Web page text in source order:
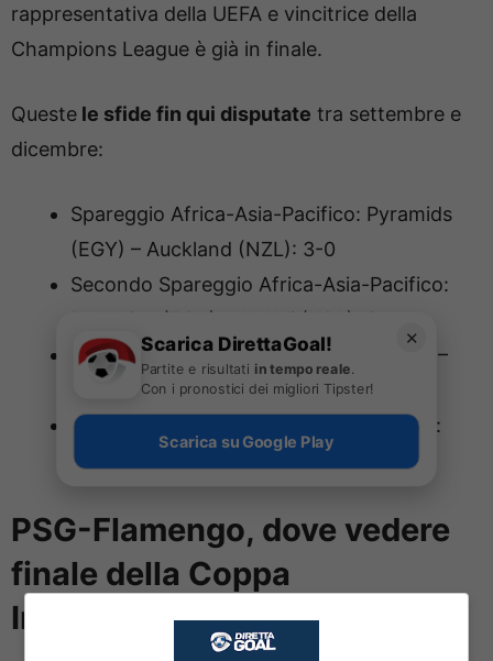
rappresentativa della UEFA e vincitrice della
Champions League è già in finale.
Queste le sfide fin qui disputate tra settembre e
dicembre:
Spareggio Africa-Asia-Pacifico: Pyramids
(EGY) – Auckland (NZL): 3-0
Secondo Spareggio Africa-Asia-Pacifico:
Pyramids (EGY) – Al Ahli (KSA): 3-1
Derby delle Americhe: Flamengo (BRA) –
Cruz Azul (MEX): 2-1
Challenge Cup / Spareggio per la Finale:
Flamengo (BRA) – Pyramids (EGY): 2-0
PSG-Flamengo, dove vedere
finale della Coppa
Intercontinentale
✕
Scarica DirettaGoal!
Partite e risultati in tempo reale.
Con i pronostici dei migliori Tipster!
Scarica su Google Play